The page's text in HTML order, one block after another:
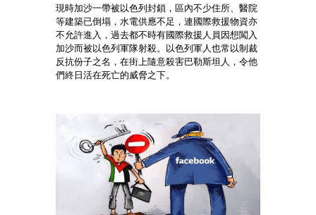
現時加沙一帶被以色列封鎖，區內不少住所、醫院
等建築已倒塌，水電供應不足，連國際救援物資亦
不允許進入，過去都不時有國際救援人員因想闖入
加沙而被以色列軍隊射殺。以色列軍人也常以制裁
反抗份子之名，在街上隨意殺害巴勒斯坦人，令他
們終日活在死亡的威脅之下。